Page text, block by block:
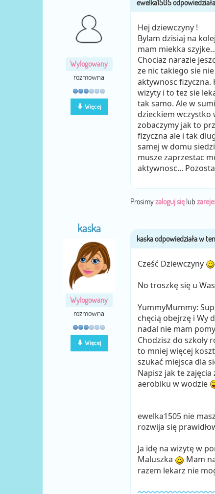
Wylogowany
rozmowna
Więcej
Hej dziewczyny !
Bylam dzisiaj na
mam miekka
Chociaz narazie
ze nic takiego sie
aktywnosc fizyczna.
wizyty i to tez sie
tak samo. Ale w
dzieckiem wczystko
zobaczymy jak to
fizyczna ale i tak
samej w domu
musze zaprzestac
aktywnosc...
Prosimyzaloguj sięlub
kaska
Wylogowany
rozmowna
Więcej
Cześć Dziewczyny
No troszkę się u
YummyMummy:
chęcią obejrzę i Wy
nadal nie mam
Chodzisz do szkoły
to mniej więcej
szukać miejsca dla
Napisz jak te
aerobiku w wodzie
ewelka1505 nie
rozwija się
Ja idę na wizytę w
Maluszka
Mam
razem lekarz nie